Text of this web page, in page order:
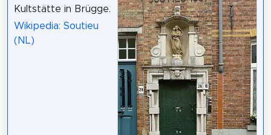
Kultstätte in Brügge.
Wikipedia: Soutieu
(NL)